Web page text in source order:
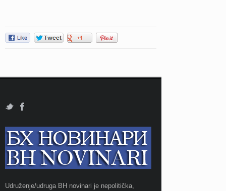
Udruženje/udruga BH novinari je nepolitička,